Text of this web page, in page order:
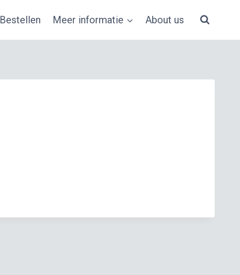
Bestellen Meer informatie About us